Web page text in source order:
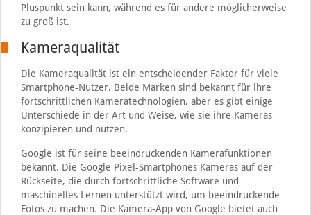
Pluspunkt sein kann, während es für andere möglicherweise
zu groß ist.
Kameraqualität
Die Kameraqualität ist ein entscheidender Faktor für viele
Smartphone-Nutzer. Beide Marken sind bekannt für ihre
fortschrittlichen Kameratechnologien, aber es gibt einige
Unterschiede in der Art und Weise, wie sie ihre Kameras
konzipieren und nutzen.
Google ist für seine beeindruckenden Kamerafunktionen
bekannt. Die Google Pixel-Smartphones Kameras auf der
Rückseite, die durch fortschrittliche Software und
maschinelles Lernen unterstützt wird, um beeindruckende
Fotos zu machen. Die Kamera-App von Google bietet auch